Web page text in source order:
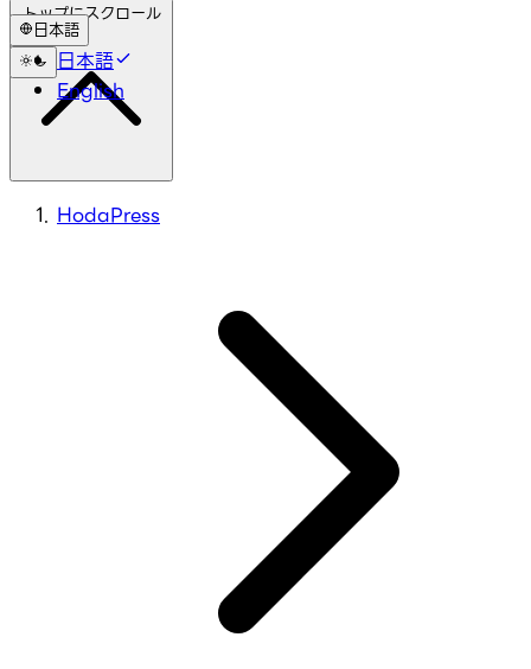
日本語
日本語
English
トップにスクロール
HodaPress